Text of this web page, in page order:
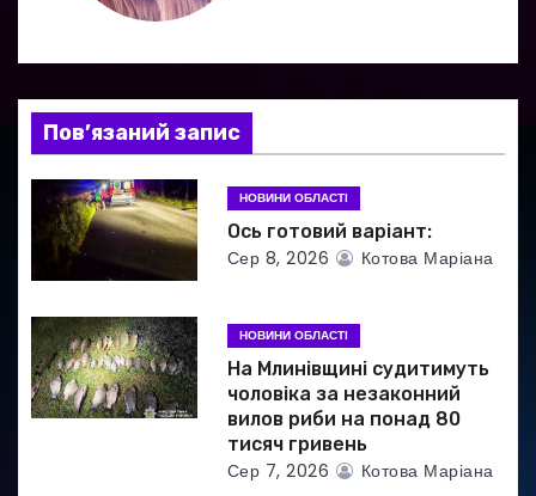
я
з
а
п
и
с
і
в
Пов’язаний запис
НОВИНИ ОБЛАСТІ
Ось готовий варіант:
Сер 8, 2026 Котова Маріана
НОВИНИ ОБЛАСТІ
На Млинівщині судитимуть
чоловіка за незаконний
вилов риби на понад 80
тисяч гривень
Сер 7, 2026 Котова Маріана